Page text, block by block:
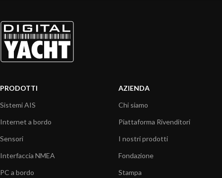
PRODOTTI
Sistemi AIS
Internet a bordo
Sensori
Interfaccia NMEA
PC a bordo
AZIENDA
Chi siamo
Piattaforma Rivenditori
I nostri prodotti
Fondazione
Stampa